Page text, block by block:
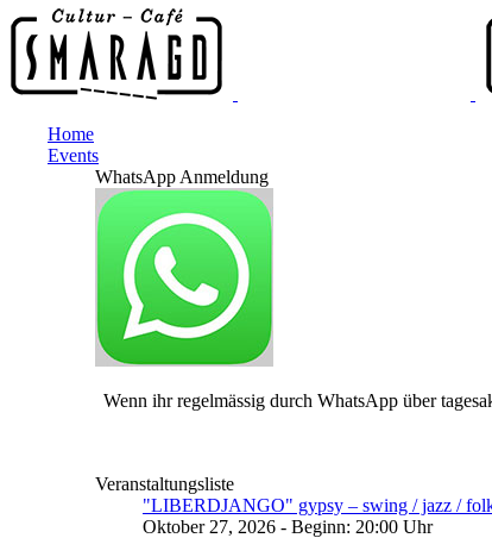
Home
Events
WhatsApp Anmeldung
Wenn ihr regelmässig durch WhatsApp über
Veranstaltungsliste
"LIBERDJANGO" gypsy – swing / jazz /
Oktober 27, 2026 - Beginn: 20:00 Uhr